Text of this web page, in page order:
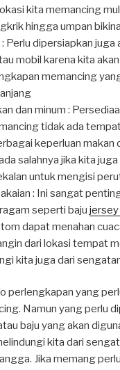
kita memancing
hingga umpan
Perlu dipersiapkan juga
mobil karena kita
memancing
dan minum :
tidak ada
keperluan makan
salahnya jika kita
untuk mengisi
: Ini sangat
seperti baju
dapat menahan
dari lokasi tempat
kita juga dari
perlengkapan yang
Namun yang perlu
baju yang akan
kita dari
Jika memang